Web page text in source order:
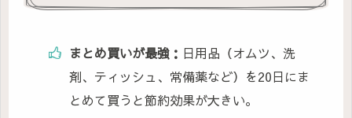
まとめ買いが最強： 日用品（オムツ、洗
剤、ティッシュ、常備薬など）を20日にま
とめて買うと節約効果が大きい。